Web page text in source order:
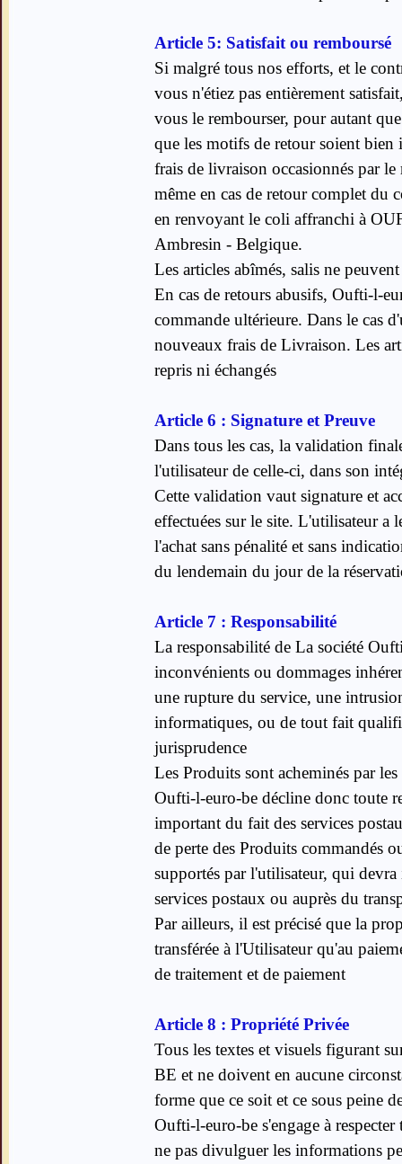
Article 5: Satisfait ou remboursé
Si malgré tous nos efforts, et le
vous n'étiez pas entièrement
vous le rembourser, pour autant
que les motifs de retour soient
frais de livraison occasionnés par
même en cas de retour complet du
en renvoyant le coli affranchi à
Ambresin - Belgique.
Les articles abîmés, salis ne
En cas de retours abusifs, Oufti-l-
commande ultérieure. Dans le cas
nouveaux frais de Livraison. Les
repris ni échangés
Article 6 : Signature et Preuve
Dans tous les cas, la validation
l'utilisateur de celle-ci, dans son
Cette validation vaut signature et
effectuées sur le site. L'utilisateur
l'achat sans pénalité et sans
du lendemain du jour de la
Article 7 : Responsabilité
La responsabilité de La société
inconvénients ou dommages
une rupture du service, une
informatiques, ou de tout fait
jurisprudence
Les Produits sont acheminés par
Oufti-l-euro-be décline donc toute
important du fait des services
de perte des Produits commandés
supportés par l'utilisateur, qui devra
services postaux ou auprès du
Par ailleurs, il est précisé que la
transférée à l'Utilisateur qu'au
de traitement et de paiement
Article 8 : Propriété Privée
Tous les textes et visuels figurant
BE et ne doivent en aucune
forme que ce soit et ce sous peine
Oufti-l-euro-be s'engage à
ne pas divulguer les informations